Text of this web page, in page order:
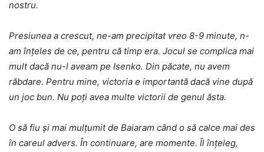
nostru.
Presiunea a crescut, ne-am precipitat vreo 8-9 minute, n-
am înțeles de ce, pentru că timp era. Jocul se complica mai
mult dacă nu-l aveam pe Isenko. Din păcate, nu avem
răbdare. Pentru mine, victoria e importantă dacă vine după
un joc bun. Nu poți avea multe victorii de genul ăsta.
O să fiu și mai mulțumit de Baiaram când o să calce mai des
în careul advers. În continuare, are momente. Îl înțeleg,